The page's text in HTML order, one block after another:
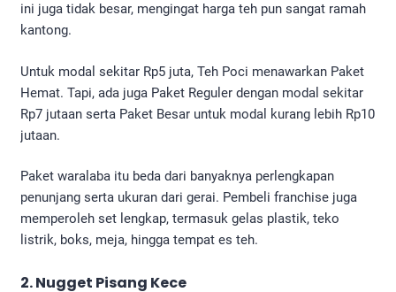
ini juga tidak besar, mengingat harga teh pun sangat ramah
kantong.
Untuk modal sekitar Rp5 juta, Teh Poci menawarkan Paket
Hemat. Tapi, ada juga Paket Reguler dengan modal sekitar
Rp7 jutaan serta Paket Besar untuk modal kurang lebih Rp10
jutaan.
Paket waralaba itu beda dari banyaknya perlengkapan
penunjang serta ukuran dari gerai. Pembeli franchise juga
memperoleh set lengkap, termasuk gelas plastik, teko
listrik, boks, meja, hingga tempat es teh.
2. Nugget Pisang Kece